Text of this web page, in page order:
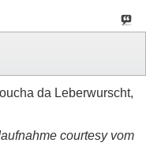
da Leberwurscht,
courtesy vom